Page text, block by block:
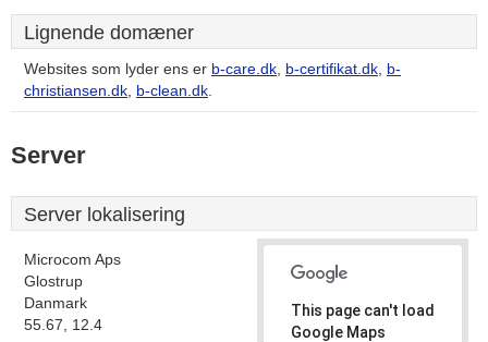
Lignende domæner
Websites som lyder ens er b-care.dk, b-certifikat.dk, b-
christiansen.dk, b-clean.dk.
Server
Server lokalisering
Microcom Aps
Glostrup
Danmark
55.67, 12.4
This page can't load
Google Maps